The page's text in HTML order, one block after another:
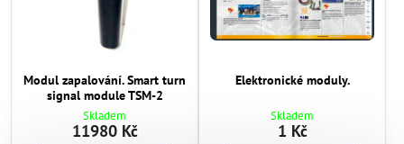
Modul zapalování. Smart turn
signal module TSM-2
Skladem
11980 Kč
Elektronické moduly.
Skladem
1 Kč